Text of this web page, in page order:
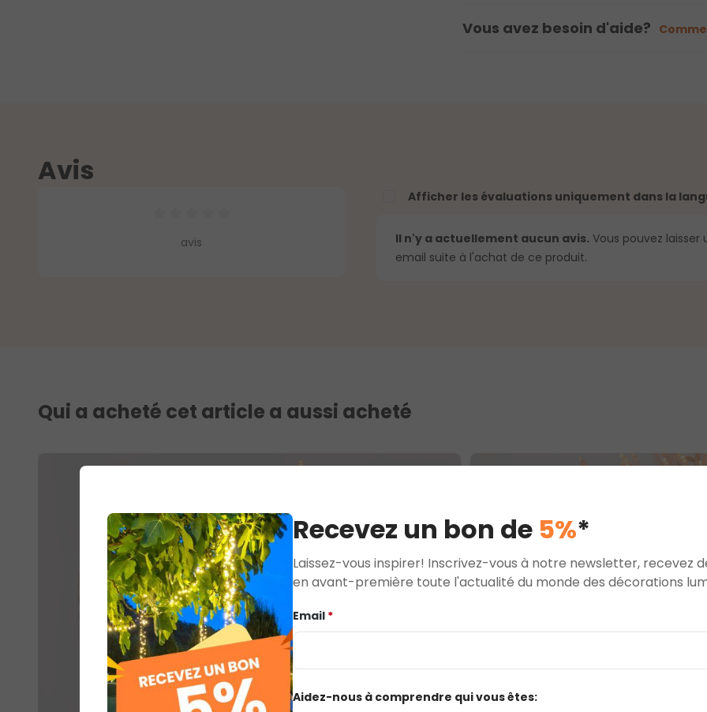
Vous avez besoin d'aide?
Recevez un bon de 5%*
Laissez-vous inspirer! Inscrivez-vous à notre newsletter, recevez
en avant-première toute l'actualité du monde des décorations
Email *
Aidez-nous à comprendre qui vous êtes:
Avis
Note moyenne de 0 sur 5 étoiles
avis
Afficher les évaluations uniquement dans la
Il n'y a actuellement aucun avis. Vous pouvez
email suite à l'achat de ce produit.
Qui a acheté cet article a aussi acheté